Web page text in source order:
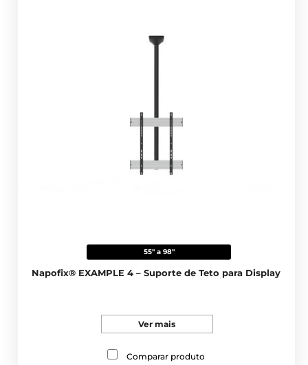
55" a 98"
Napofix® EXAMPLE 4 – Suporte de Teto para Display
Ver mais
Comparar produto